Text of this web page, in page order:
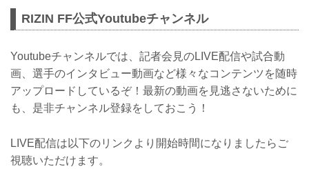
KOBE』合同公開練習の開催が決定いた
しました／／
ンの皆様にもご観覧いただけます！！
是非是非ご参加ください。
＜第１部＞
既に鈴木千裕 VS. 金原正徳のフェザー級
タイトルマッチが決定している
会見を公開で行います。
2024年ナンバーシリーズの開幕戦にどん
RIZIN FF公式Youtubeチャンネル
Youtubeチャンネルでは、記者会見のLIVE配信や試合動
画、選手のインタビュー動画など様々なコンテンツを随時
アップロードしているぞ！最新の動画を見逃さないために
も、是非チャンネル登録をしておこう！
LIVE配信は以下のリンクより開始時間になりましたらご
視聴いただけます。